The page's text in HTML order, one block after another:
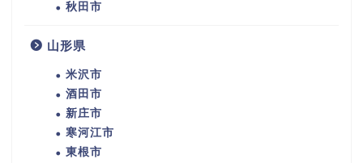
秋田市
山形県
米沢市
酒田市
新庄市
寒河江市
東根市